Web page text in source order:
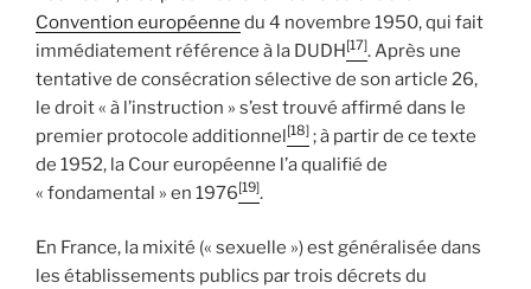
Convention européenne du 4 novembre 1950, qui fait
immédiatement référence à la DUDH[17]. Après une
tentative de consécration sélective de son article 26,
le droit « à l’instruction » s’est trouvé affirmé dans le
premier protocole additionnel[18] ; à partir de ce texte
de 1952, la Cour européenne l’a qualifié de
« fondamental » en 1976[19].
En France, la mixité (« sexuelle ») est généralisée dans
les établissements publics par trois décrets du